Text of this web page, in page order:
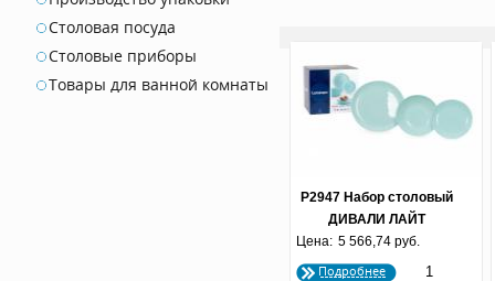
Столовая посуда
Столовые приборы
Товары для ванной комнаты
P2947 Набор столовый
ДИВАЛИ ЛАЙТ
ТЮРКУАЗ 19 пр.
Цена: 5 566,74 руб.
Подробнее